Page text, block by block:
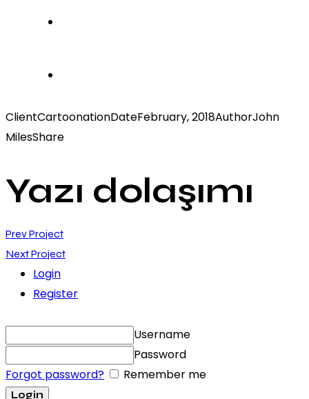
ClientCartoonationDateFebruary, 2018AuthorJohn
MilesShare
Yazı dolaşımı
Prev Project
Next Project
Login
Register
Username
Password
Forgot password?
Remember me